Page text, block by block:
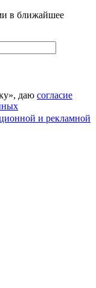
в ближайшее
», даю согласие
и рекламной